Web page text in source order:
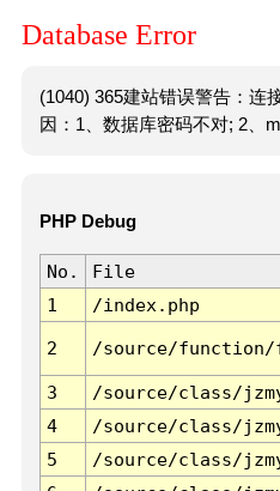
Database Error
(1040) 365建站错误警告：连
因：1、数据库密码不对; 2、
PHP Debug
No. File
1
/index.php
2 /source/function/
3 /source/class/
4
/source/class/
5
/source/class/